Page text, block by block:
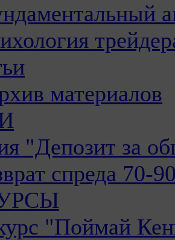
материалов
"Депозит за
спреда 70-
"Поймай